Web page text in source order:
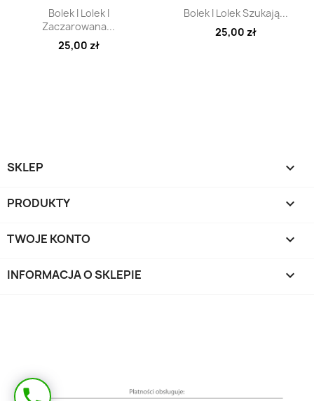
Szybki podgląd
Bolek I Lolek I
Zaczarowana...
25,00 zł
Szybki podgląd
Bolek I Lolek Szukają...
25,00 zł
SKLEP 
PRODUKTY 
TWOJE KONTO 
INFORMACJA O SKLEPIE keyboard_arrow_down
Masz pytanie?